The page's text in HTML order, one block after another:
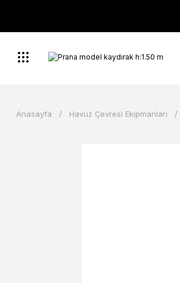
Anasayfa Havuz Çevresi Ekipmanları